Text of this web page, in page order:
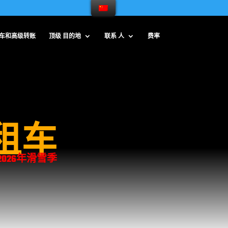
和高级转账 顶级 目的地 联系 人 费率
车
年滑雪季